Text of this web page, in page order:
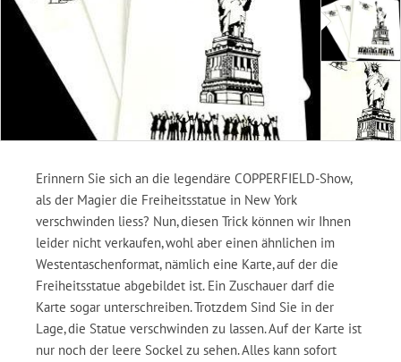
Erinnern Sie sich an die legendäre COPPERFIELD-Show,
als der Magier die Freiheitsstatue in New York
verschwinden liess? Nun, diesen Trick können wir Ihnen
leider nicht verkaufen, wohl aber einen ähnlichen im
Westentaschenformat, nämlich eine Karte, auf der die
Freiheitsstatue abgebildet ist. Ein Zuschauer darf die
Karte sogar unterschreiben. Trotzdem Sind Sie in der
Lage, die Statue verschwinden zu lassen. Auf der Karte ist
nur noch der leere Sockel zu sehen. Alles kann sofort